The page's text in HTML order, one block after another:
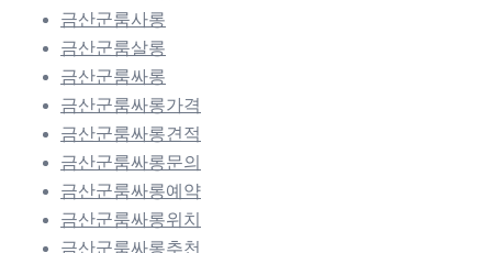
금산군룸사롱
금산군룸살롱
금산군룸싸롱
금산군룸싸롱가격
금산군룸싸롱견적
금산군룸싸롱문의
금산군룸싸롱예약
금산군룸싸롱위치
금산군룸싸롱추천